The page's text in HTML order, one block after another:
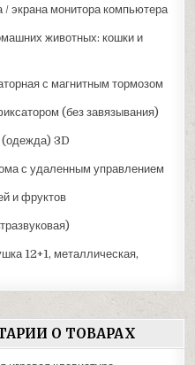
экрана монитора компьютера
животных: кошки и
с магнитным тормозом
(без завязывания)
3D
с удаленным управлением
и фруктов
12+1, металлическая,
О ТОВАРАХ